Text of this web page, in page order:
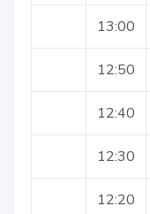
13:00
12:50
12:40
12:30
12:20